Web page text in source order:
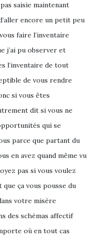
saisie maintenant
encore un petit peu
faire l’inventaire
j’ai pu observer et
l’inventaire de tout
de vous rendre
si vous êtes
dit si vous ne
qui se
parce que partant du
en avez quand même vu
pas si vous voulez
que ça vous pousse du
votre misère
des schémas affectif
où en tout cas